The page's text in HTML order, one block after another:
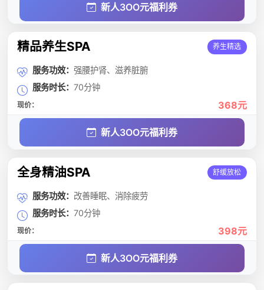
新人3OO元福利券
精品养生SPA 养生精选
服务功效： 强腰护肾、滋养脏腑
服务时长： 70分钟
现价： 368元
新人3OO元福利券
全身精油SPA 舒缓放松
服务功效： 改善睡眠、消除疲劳
服务时长： 70分钟
现价： 398元
新人3OO元福利券